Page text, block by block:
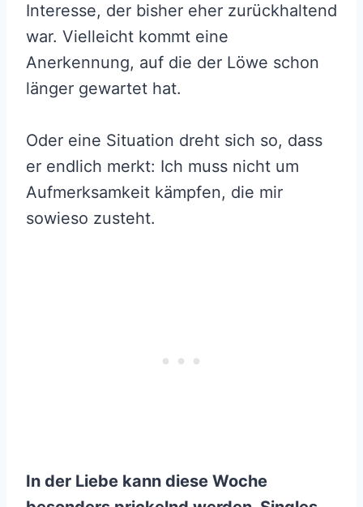
Interesse, der bisher eher zurückhaltend
war. Vielleicht kommt eine
Anerkennung, auf die der Löwe schon
länger gewartet hat.
Oder eine Situation dreht sich so, dass
er endlich merkt: Ich muss nicht um
Aufmerksamkeit kämpfen, die mir
sowieso zusteht.
In der Liebe kann diese Woche